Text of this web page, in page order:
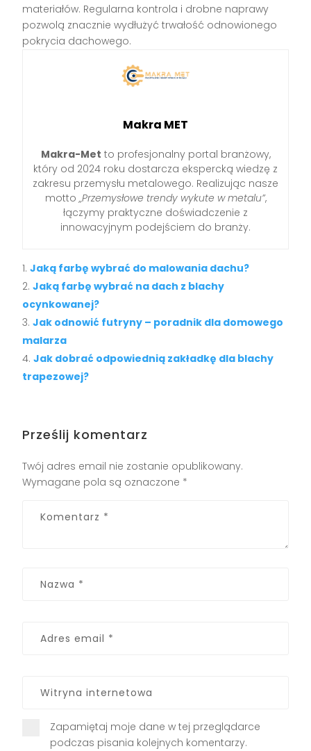
materiałów. Regularna kontrola i drobne naprawy
pozwolą znacznie wydłużyć trwałość odnowionego
pokrycia dachowego.
Makra MET
Makra-Met to profesjonalny portal branżowy,
który od 2024 roku dostarcza ekspercką wiedzę z
zakresu przemysłu metalowego. Realizując nasze
motto„Przemysłowe trendy wykute w metalu”,
łączymy praktyczne doświadczenie z
innowacyjnym podejściem do branży.
Jaką farbę wybrać do malowania dachu?
Jaką farbę wybrać na dach z blachy
ocynkowanej?
Jak odnowić futryny – poradnik dla domowego
malarza
Jak dobrać odpowiednią zakładkę dla blachy
trapezowej?
Prześlij komentarz
Twój adres email nie zostanie opublikowany.
Wymagane pola są oznaczone *
Zapamiętaj moje dane w tej przeglądarce
podczas pisania kolejnych komentarzy.